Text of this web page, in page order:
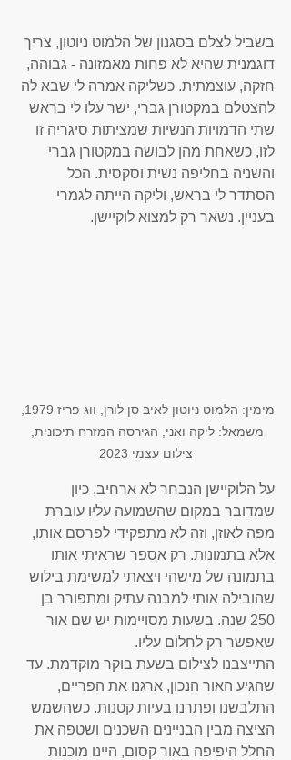
בשביל לצלם בסגנון של הלמוט ניוטון, צריך
דוגמנית שהיא לא פחות מאמזונה - גבוהה,
חזקה, עוצמתית. כשליקה אמרה לי שבא לה
להצטלם במקטורן גברי, ישר עלו לי בראש
שתי הדמויות הנשיות שמציתות סיגריה זו
לזו, כשאחת מהן לבושה במקטורן גברי
והשניה בחליפה נשית וסקסית. הכל
הסתדר לי בראש, וליקה הייתה לגמרי
בעניין. נשאר רק למצוא לוקיישן.
משמאל: ליקה ואני, הגירסה המזרח תיכונית,
צילום עצמי 2023
על הלוקיישן הנבחר לא ארחיב, כיון
שמדובר במקום שהשמועה עליו עוברת
מפה לאוזן, וזה לא מתפקידי לפרסם אותו,
אלא בתמונות. רק אספר שראיתי אותו
בתמונה של מישהי ויצאתי למשימת בילוש
שהובילה אותי למבנה עתיק ומתפורר בן
250 שנה. בשעות מסויימות יש שם אור
שאפשר רק לחלום עליו.
התייצבנו לצילום בשעת בוקר מוקדמת. עד
שהגיע האור הנכון, ארגנו את הפריים,
התלבשנו ופתרנו בעיות קטנות. כשהשמש
הציצה מבין הבניינים השכנים ושטפה את
החלל היפיפה באור קסום, היינו מוכנות